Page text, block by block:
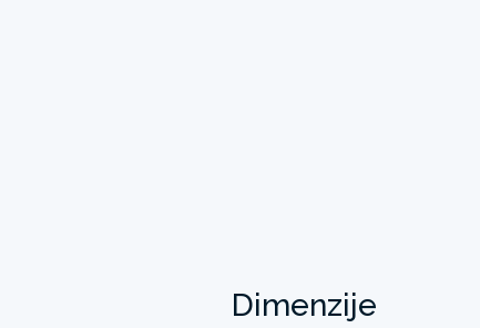
Dimenzije